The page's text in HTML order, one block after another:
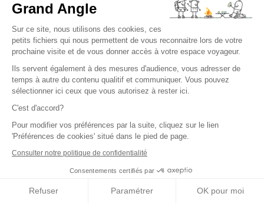
Grand Angle
Sur ce site, nous utilisons des cookies, ces
petits fichiers qui nous permettent de vous reconnaitre lors de votre
prochaine visite et de vous donner accès à votre espace voyageur.
Ils servent également à des mesures d'audience, vous adresser de
temps à autre du contenu qualitif et communiquer. Vous pouvez
sélectionner ici ceux que vous autorisez à rester ici.
C'est d'accord?
Pour modifier vos préférences par la suite, cliquez sur le lien
'Préférences de cookies' situé dans le pied de page.
Consulter notre politique de confidentialité
Consentements certifiés par
Refuser Paramétrer OK pour moi
Visite de la capitale de l’île et son
architecture marquée par l’histoire et
l’influence qui ont laissé Byzantins, Vénitiens
et même… Français. Dominée par ses
forteresses d'origine vénitienne, la ville de
Corfou constitue un exemple architectural
de valeur universelle exceptionnelle, à la
fois par son authenticité et son intégrité.
Classée au patrimoine de l’humanité par
l’UNESCO.
Les points forts : L’église consacrée à Saint
Spyridon, protecteur de l’île, le vieux et le
nouveau fort, datant tous deux du XVIe